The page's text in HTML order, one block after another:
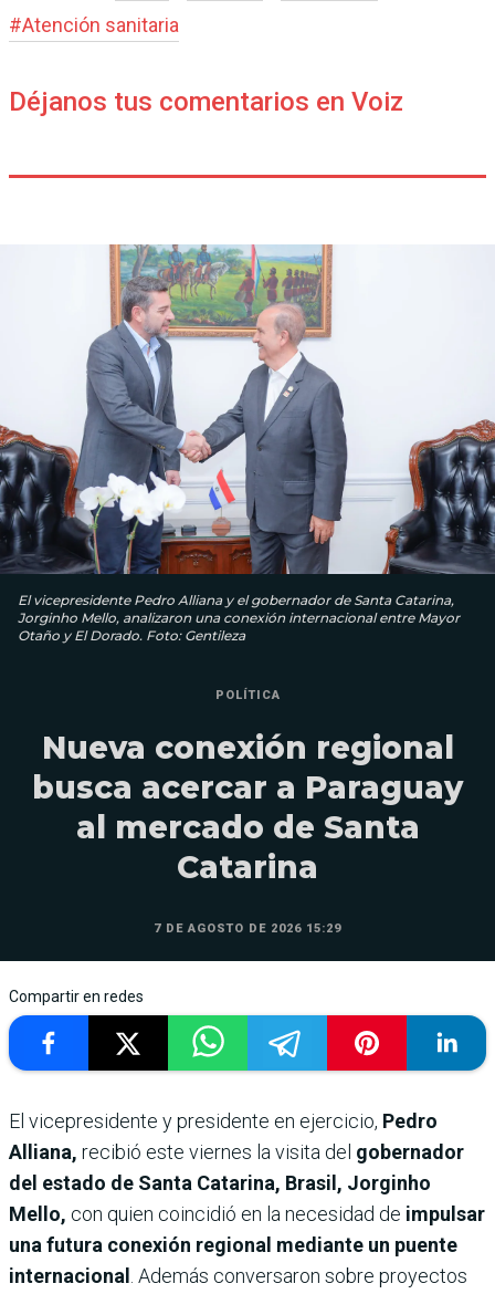
#Atención sanitaria
Déjanos tus comentarios en Voiz
El vicepresidente Pedro Alliana y el gobernador de Santa Catarina,
Jorginho Mello, analizaron una conexión internacional entre Mayor
Otaño y El Dorado. Foto: Gentileza
POLÍTICA
Nueva conexión regional
busca acercar a Paraguay
al mercado de Santa
Catarina
7 DE AGOSTO DE 2026 15:29
Compartir en redes
El vicepresidente y presidente en ejercicio, Pedro
Alliana, recibió este viernes la visita del gobernador
del estado de Santa Catarina, Brasil, Jorginho
Mello, con quien coincidió en la necesidad de impulsar
una futura conexión regional mediante un puente
internacional . Además conversaron sobre proyectos